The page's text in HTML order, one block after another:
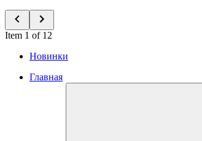
Item 1 of 12
Новинки
Главная